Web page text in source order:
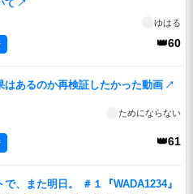
て ↗
ゆはる
👑60
はあるのか再検証したかった動画 ↗
ためにならない
👑61
で、また明日。 ＃１『WADA1234』